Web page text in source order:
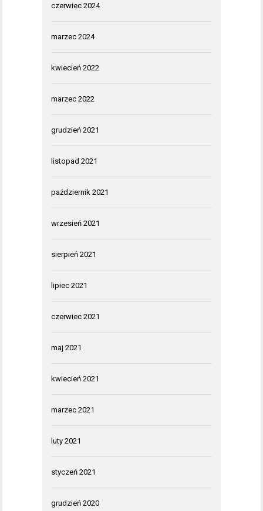
czerwiec 2024
marzec 2024
kwiecień 2022
marzec 2022
grudzień 2021
listopad 2021
październik 2021
wrzesień 2021
sierpień 2021
lipiec 2021
czerwiec 2021
maj 2021
kwiecień 2021
marzec 2021
luty 2021
styczeń 2021
grudzień 2020